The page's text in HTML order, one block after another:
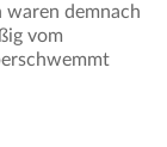
waren demnach
vom